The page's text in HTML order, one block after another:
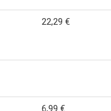
22,29 €
6,99 €